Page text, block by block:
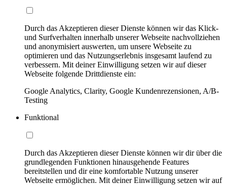
Durch das Akzeptieren dieser Dienste können wir das Klick-
und Surfverhalten innerhalb unserer Webseite nachvollziehen
und anonymisiert auswerten, um unsere Webseite zu
optimieren und das Nutzungserlebnis insgesamt laufend zu
verbessern. Mit deiner Einwilligung setzen wir auf dieser
Webseite folgende Drittdienste ein:
Google Analytics, Clarity, Google Kundenrezensionen, A/B-
Testing
Funktional
Durch das Akzeptieren dieser Dienste können wir dir über die
grundlegenden Funktionen hinausgehende Features
bereitstellen und dir eine komfortable Nutzung unserer
Webseite ermöglichen. Mit deiner Einwilligung setzen wir auf